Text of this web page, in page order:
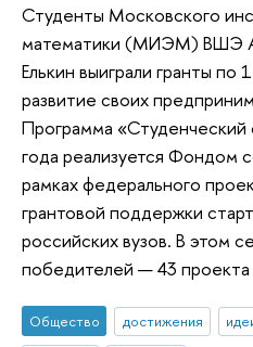
Студенты Московского
математики (МИЭМ) ВШЭ
Елькин выиграли гранты по
развитие своих
Программа «Студенческий
года реализуется Фондом
рамках федерального
грантовой поддержки
российских вузов. В этом
победителей — 43
Общество достижения